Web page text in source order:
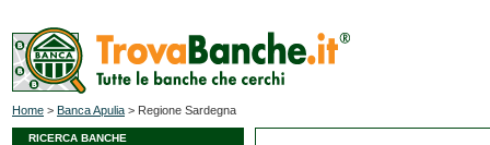
Home > Banca Apulia > Regione Sardegna
RICERCA BANCHE